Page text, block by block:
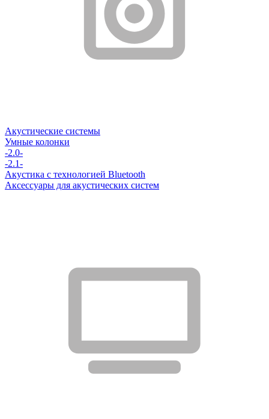
Акустические системы
Умные колонки
-2.0-
-2.1-
Акустика с технологией Bluetooth
Аксессуары для акустических систем